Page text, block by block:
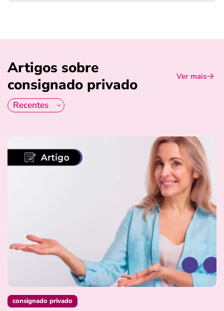
Artigos sobre
consignado privado
Ver mais
consignado privado